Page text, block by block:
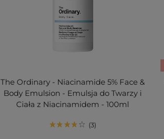
The Ordinary - Niacinamide 5% Face &
Body Emulsion - Emulsja do Twarzy i
Ciała z Niacinamidem - 100ml
3